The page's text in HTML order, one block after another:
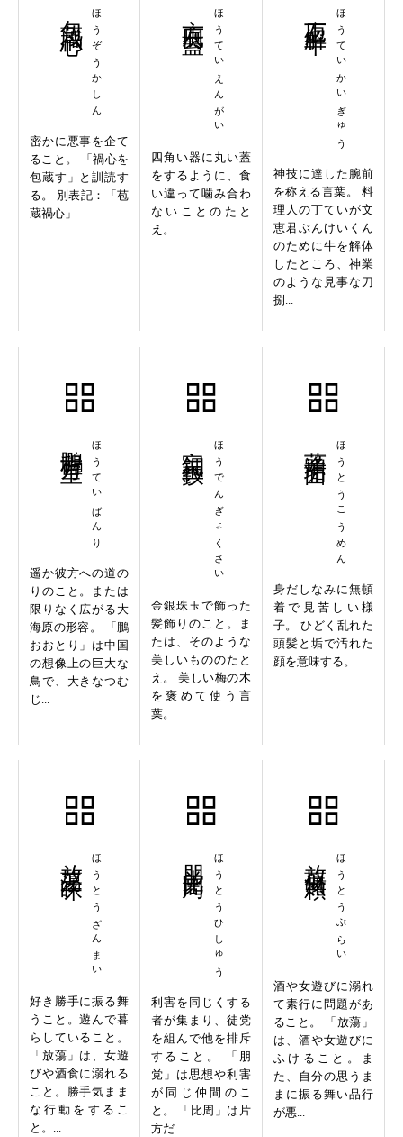
ほうぞうかしん
密かに悪事を企て
ること。 「禍心を
包蔵す」と訓読す
る。 別表記：「苞
蔵禍心」
ほうていえんがい
四角い器に丸い蓋
をするように、食
い違って噛み合わ
ないことのたと
え。
ほうていかいぎゅう
神技に達した腕前
を称える言葉。 料
理人の丁ていが文
恵君ぶんけいくん
のために牛を解体
したところ、神業
のような見事な刀
捌...
ほうていばんり
遥か彼方への道の
りのこと。または
限りなく広がる大
海原の形容。 「鵬
おおとり」は中国
の想像上の巨大な
鳥で、大きなつむ
じ...
ほうでんぎょくさい
金銀珠玉で飾った
髪飾りのこと。ま
たは、そのような
美しいもののたと
え。 美しい梅の木
を褒めて使う言
葉。
ほうとうこうめん
身だしなみに無頓
着で見苦しい様
子。 ひどく乱れた
頭髪と垢で汚れた
顔を意味する。
ほうとうざんまい
好き勝手に振る舞
うこと。遊んで暮
らしていること。
「放蕩」は、女遊
びや酒食に溺れる
こと。勝手気まま
な行動をするこ
と。...
ほうとうひしゅう
利害を同じくする
者が集まり、徒党
を組んで他を排斥
すること。 「朋
党」は思想や利害
が同じ仲間のこ
と。 「比周」は片
方だ...
ほうとうぶらい
酒や女遊びに溺れ
て素行に問題があ
ること。 「放蕩」
は、酒や女遊びに
ふけること。ま
た、自分の思うま
まに振る舞い品行
が悪...